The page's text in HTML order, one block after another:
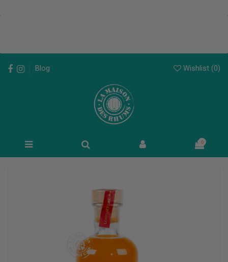
Blog Wishlist (0)
0